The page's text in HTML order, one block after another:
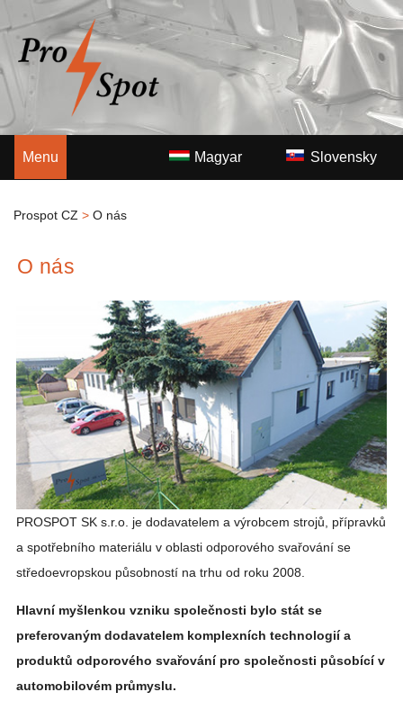
Menu Slovensky
Magyar
Prospot CZ > O nás
O nás
PROSPOT SK s.r.o. je dodavatelem a výrobcem strojů, přípravků
a spotřebního materiálu v oblasti odporového svařování se
středoevropskou působností na trhu od roku 2008.
Hlavní myšlenkou vzniku společnosti bylo stát se
preferovaným dodavatelem komplexních technologií a
produktů odporového svařování pro společnosti působící v
automobilovém průmyslu.